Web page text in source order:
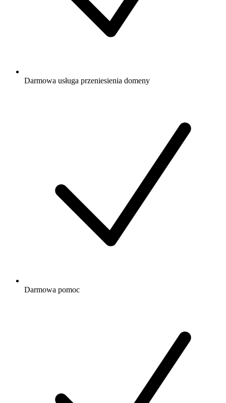
Darmowa usługa przeniesienia domeny
Darmowa pomoc